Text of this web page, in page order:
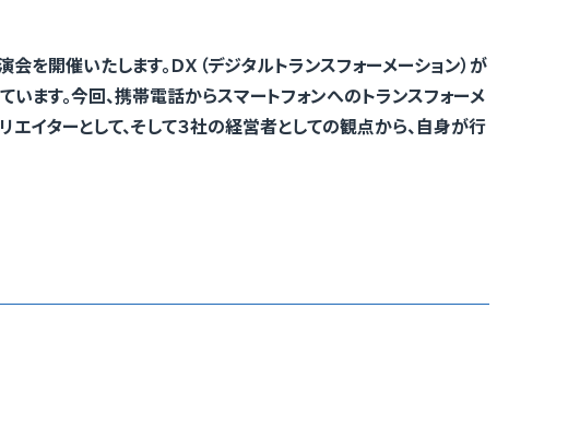
開催いたします。ＤＸ（デジタルトランスフォーメーション）が
す。今回、携帯電話からスマートフォンへのトランスフォーメ
イターとして、そして３社の経営者としての観点から、自身が行